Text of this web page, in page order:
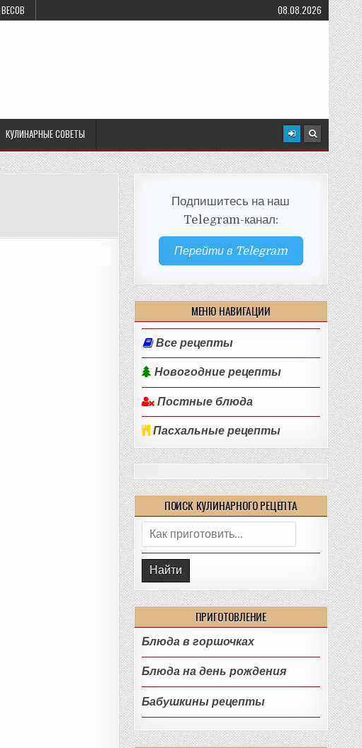
08.08.2026
КУЛИНАРНЫЕ СОВЕТЫ
Подпишитесь на наш
Telegram-канал:
Перейти в Telegram
МЕНЮ НАВИГАЦИИ
Все рецепты
Новогодние рецепты
Постные блюда
Пасхальные рецепты
ПОИСК КУЛИНАРНОГО РЕЦЕПТА
Поиск:
ПРИГОТОВЛЕНИЕ
Блюда в горшочках
Блюда на день рождения
Бабушкины рецепты